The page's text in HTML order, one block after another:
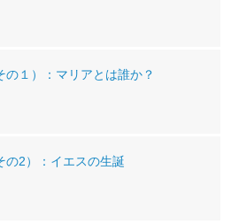
の１）：マリアとは誰か？
の2）：イエスの生誕